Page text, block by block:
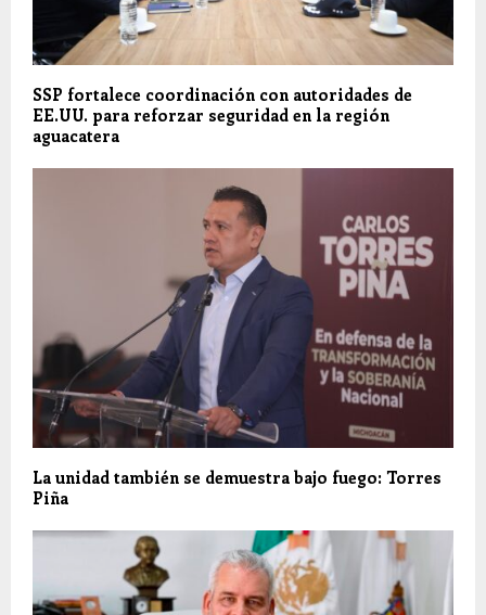
SSP fortalece coordinación con autoridades de
EE.UU. para reforzar seguridad en la región
aguacatera
La unidad también se demuestra bajo fuego: Torres
Piña